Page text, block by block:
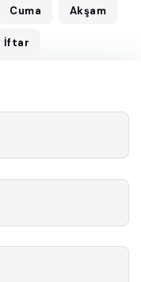
Cuma Akşam
İftar